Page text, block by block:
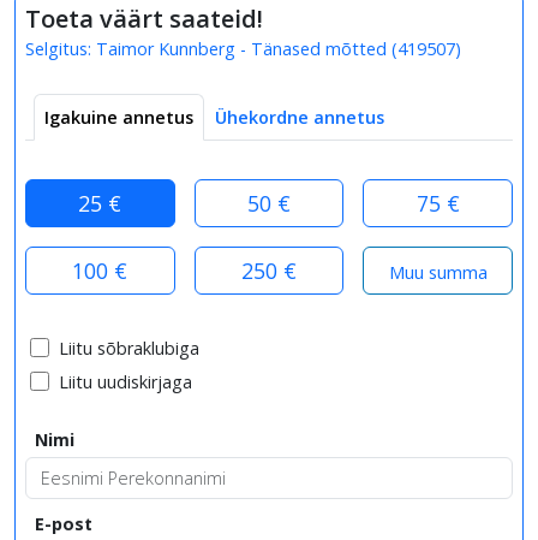
Toeta väärt saateid!
Selgitus: Taimor Kunnberg - Tänased mõtted (419507)
Igakuine annetus Ühekordne annetus
25 € 50 € 75 €
100 € 250 €
Liitu sõbraklubiga
Liitu uudiskirjaga
Nimi
E-post